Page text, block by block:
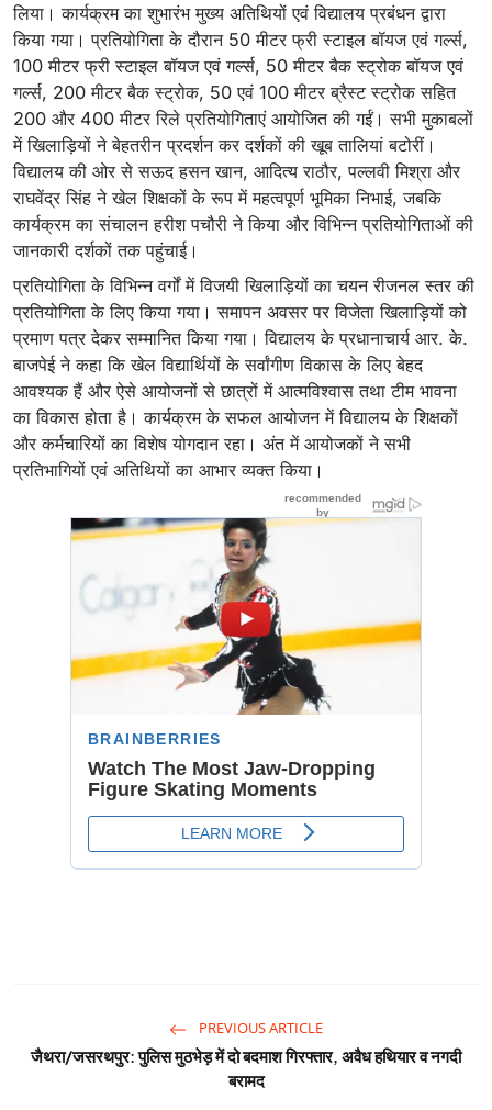
लिया। कार्यक्रम का शुभारंभ मुख्य अतिथियों एवं विद्यालय प्रबंधन द्वारा
किया गया। प्रतियोगिता के दौरान 50 मीटर फ्री स्टाइल बॉयज एवं गर्ल्स,
100 मीटर फ्री स्टाइल बॉयज एवं गर्ल्स, 50 मीटर बैक स्ट्रोक बॉयज एवं
गर्ल्स, 200 मीटर बैक स्ट्रोक, 50 एवं 100 मीटर ब्रैस्ट स्ट्रोक सहित
200 और 400 मीटर रिले प्रतियोगिताएं आयोजित की गईं। सभी मुकाबलों
में खिलाड़ियों ने बेहतरीन प्रदर्शन कर दर्शकों की खूब तालियां बटोरीं।
विद्यालय की ओर से सऊद हसन खान, आदित्य राठौर, पल्लवी मिश्रा और
राघवेंद्र सिंह ने खेल शिक्षकों के रूप में महत्वपूर्ण भूमिका निभाई, जबकि
कार्यक्रम का संचालन हरीश पचौरी ने किया और विभिन्न प्रतियोगिताओं की
जानकारी दर्शकों तक पहुंचाई।
प्रतियोगिता के विभिन्न वर्गों में विजयी खिलाड़ियों का चयन रीजनल स्तर की
प्रतियोगिता के लिए किया गया। समापन अवसर पर विजेता खिलाड़ियों को
प्रमाण पत्र देकर सम्मानित किया गया। विद्यालय के प्रधानाचार्य आर. के.
बाजपेई ने कहा कि खेल विद्यार्थियों के सर्वांगीण विकास के लिए बेहद
आवश्यक हैं और ऐसे आयोजनों से छात्रों में आत्मविश्वास तथा टीम भावना
का विकास होता है। कार्यक्रम के सफल आयोजन में विद्यालय के शिक्षकों
और कर्मचारियों का विशेष योगदान रहा। अंत में आयोजकों ने सभी
प्रतिभागियों एवं अतिथियों का आभार व्यक्त किया।
PREVIOUS ARTICLE
जैथरा/जसरथपुर: पुलिस मुठभेड़ में दो बदमाश गिरफ्तार, अवैध हथियार व नगदी
बरामद